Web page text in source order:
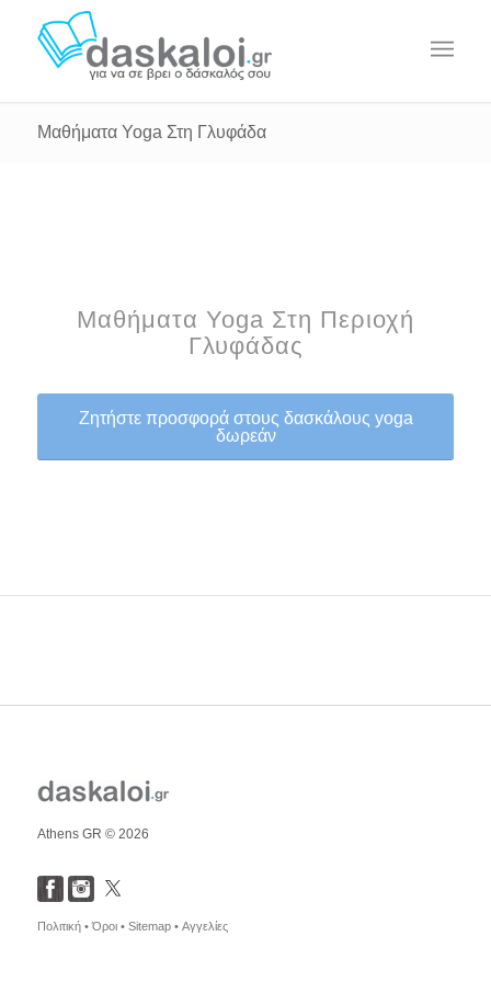
Μαθήματα Yoga Στη Γλυφάδα
Μαθήματα Yoga Στη Περιοχή
Γλυφάδας
Ζητήστε προσφορά στους δασκάλους yoga
δωρεάν
Athens GR © 2026
Πολιτική •Όροι • Sitemap • Αγγελίες